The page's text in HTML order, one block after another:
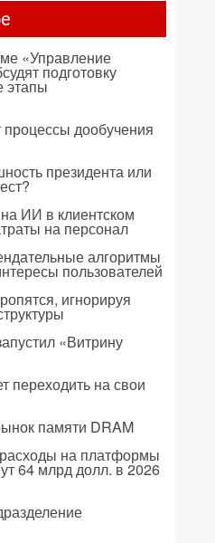
«Управление
подготовку
этапы
дообучения
президента или
ИИ в клиентском
на персонал
алгоритмы
пользователей
игнорируя
«Витрину
на свои
памяти DRAM
на платформы
64 млрд долл. в 2026